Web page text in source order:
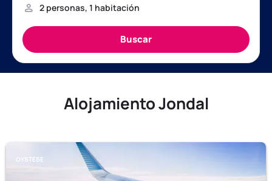
Alojamiento Jondal
OYSTESE